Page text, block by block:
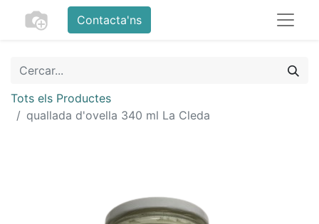
Contacta'ns
Tots els Productes
quallada d'ovella 340 ml La Cleda